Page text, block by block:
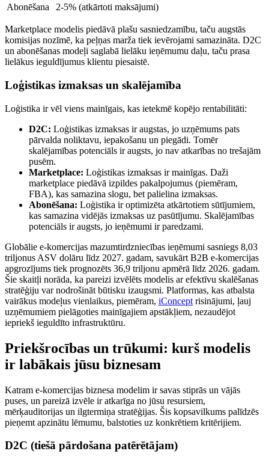
Abonēšana
2-5% (atkārtoti maksājumi)
Marketplace modelis piedāvā plašu sasniedzamību, taču augstās
komisijas nozīmē, ka peļņas marža tiek ievērojami samazināta. D2C
un abonēšanas modeļi saglabā lielāku ieņēmumu daļu, taču prasa
lielākus ieguldījumus klientu piesaistē.
Loģistikas izmaksas un skalējamība
Loģistika ir vēl viens mainīgais, kas ietekmē kopējo rentabilitāti:
D2C: Loģistikas izmaksas ir augstas, jo uzņēmums pats
pārvalda noliktavu, iepakošanu un piegādi. Tomēr
skalējamības potenciāls ir augsts, jo nav atkarības no trešajām
pusēm.
Marketplace: Loģistikas izmaksas ir mainīgas. Daži
marketplace piedāvā izpildes pakalpojumus (piemēram,
FBA), kas samazina slogu, bet palielina izmaksas.
Abonēšana: Loģistika ir optimizēta atkārtotiem sūtījumiem,
kas samazina vidējās izmaksas uz pasūtījumu. Skalējamības
potenciāls ir augsts, jo ieņēmumi ir paredzami.
Globālie e-komercijas mazumtirdzniecības ieņēmumi sasniegs 8,03
triljonus ASV dolāru līdz 2027. gadam, savukārt B2B e-komercijas
apgrozījums tiek prognozēts 36,9 triljonu apmērā līdz 2026. gadam.
Šie skaitļi norāda, ka pareizi izvēlēts modelis ar efektīvu skalēšanas
stratēģiju var nodrošināt būtisku izaugsmi. Platformas, kas atbalsta
vairākus modeļus vienlaikus, piemēram, iConcept risinājumi, ļauj
uzņēmumiem pielāgoties mainīgajiem apstākļiem, nezaudējot
iepriekš ieguldīto infrastruktūru.
Priekšrocības un trūkumi: kurš modelis
ir labākais jūsu biznesam
Katram e-komercijas biznesa modelim ir savas stiprās un vājās
puses, un pareizā izvēle ir atkarīga no jūsu resursiem,
mērķauditorijas un ilgtermiņa stratēģijas. Šis kopsavilkums palīdzēs
pieņemt apzinātu lēmumu, balstoties uz konkrētiem kritērijiem.
D2C (tiešā pārdošana patērētājam)